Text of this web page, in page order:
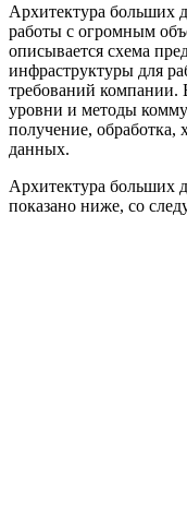
Архитектура больших
работы с огромным
описывается схема
инфраструктуры для
требований компании.
уровни и методы
получение, обработка,
данных.
Архитектура больших
показано ниже, со